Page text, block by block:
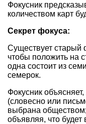
Фокусник
количеством карт
Секрет фокуса:
Существует старый
чтобы положить на
одна состоит из
семерок.
Фокусник
(словесно или
выбрана
объявляя, что